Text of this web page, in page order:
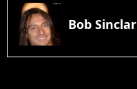
Bob Sinclar